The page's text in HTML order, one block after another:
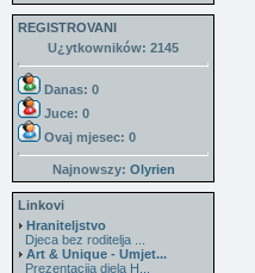
REGISTROVANI
U¿ytkowników: 2145
Danas: 0
Juce: 0
Ovaj mjesec: 0
Najnowszy: Olyrien
Linkovi
Hraniteljstvo
Djeca bez roditelja ...
Art & Unique - Umjet...
Prezentacija djela H...